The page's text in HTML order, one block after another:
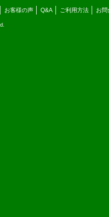
お客様の声 Q&A ご利用方法 お問